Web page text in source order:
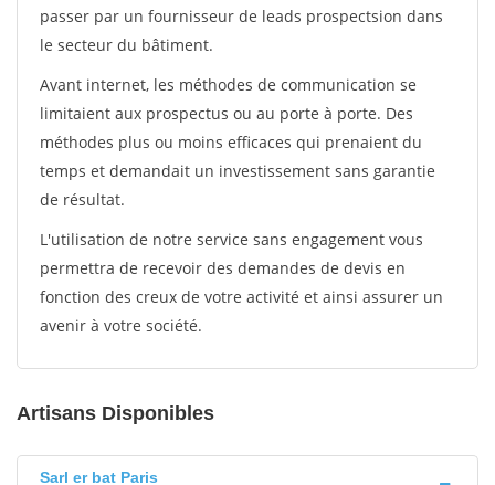
passer par un fournisseur de leads prospectsion dans
le secteur du bâtiment.
Avant internet, les méthodes de communication se
limitaient aux prospectus ou au porte à porte. Des
méthodes plus ou moins efficaces qui prenaient du
temps et demandait un investissement sans garantie
de résultat.
L'utilisation de notre service sans engagement vous
permettra de recevoir des demandes de devis en
fonction des creux de votre activité et ainsi assurer un
avenir à votre société.
Artisans Disponibles
Sarl er bat Paris